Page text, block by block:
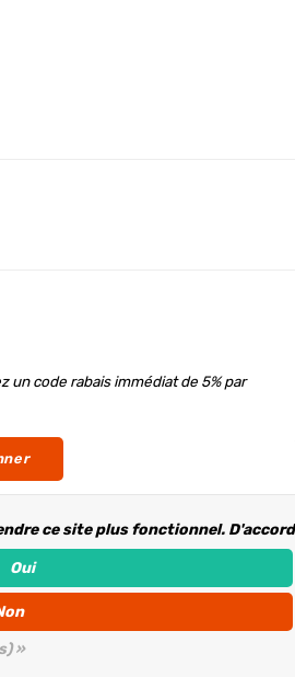
code rabais immédiat de 5% par
ce site plus fonctionnel.
Oui
»